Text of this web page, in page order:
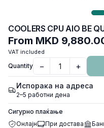
From MKD
VAT included
Quantity − +
Испорака на адреса
2–5 работни дена
Сигурно плаќање
Онлајн
При достава